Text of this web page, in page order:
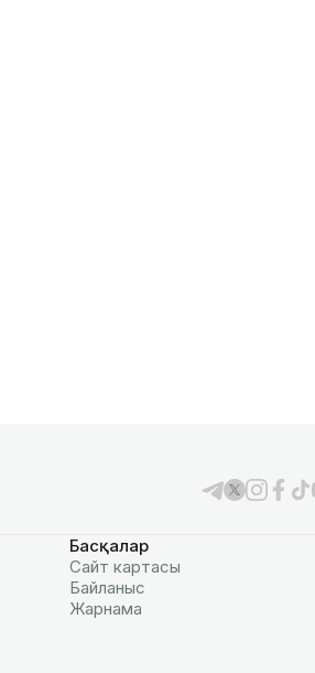
Басқалар
Сайт картасы
Байланыс
Жарнама